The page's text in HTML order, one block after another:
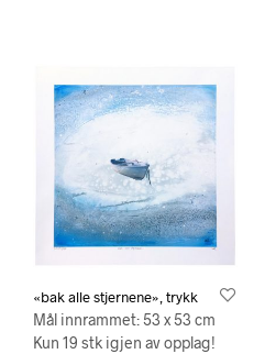
«bak alle stjernene», trykk
Mål innrammet: 53 x 53 cm
Kun 19 stk igjen av opplag!